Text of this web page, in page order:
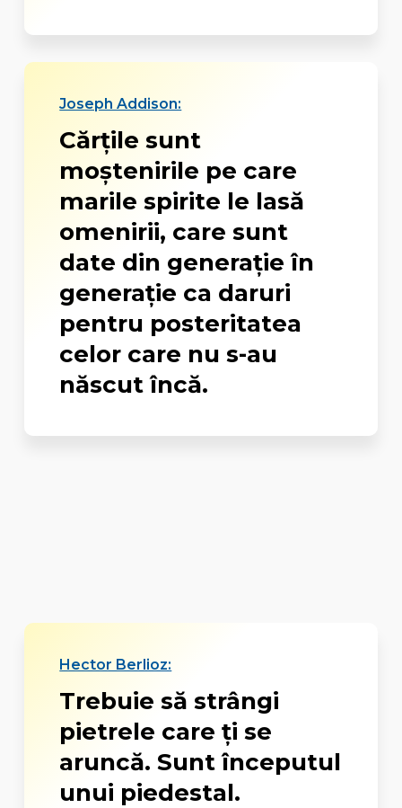
Joseph Addison:
Cărţile sunt
moştenirile pe care
marile spirite le lasă
omenirii, care sunt
date din generaţie în
generaţie ca daruri
pentru posteritatea
celor care nu s-au
născut încă.
Hector Berlioz:
Trebuie să strângi
pietrele care ți se
aruncă. Sunt începutul
unui piedestal.